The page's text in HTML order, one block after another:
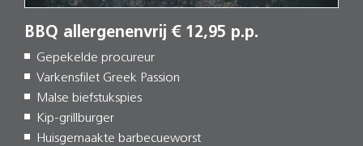
BBQ allergenenvrij € 12,95 p.p.
Gepekelde procureur
Varkensfilet Greek Passion
Malse biefstukspies
Kip-grillburger
Huisgemaakte barbecueworst